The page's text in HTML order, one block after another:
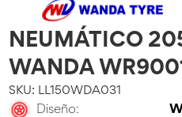
NEUMÁTICO
WANDA
SKU: LL150WDA031
Diseño: